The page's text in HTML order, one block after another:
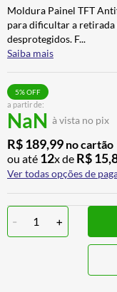
Moldura Painel TFT
para dificultar a retirada
desprotegidos. F...
Saiba mais
a partir de:
NaN à vista no pix
5% OFF
R$189,99 no cartão
ou até 12x de R$15,
Ver todas opções de
- 1 +
8º CALÇA
9º AIROH